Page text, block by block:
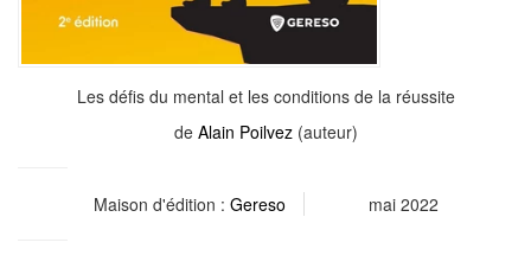
Les défis du mental et les conditions de la réussite
de Alain Poilvez(auteur)
Maison d'édition : Gereso mai 2022